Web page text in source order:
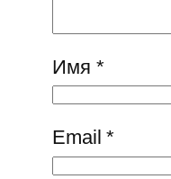
Имя *
Email*